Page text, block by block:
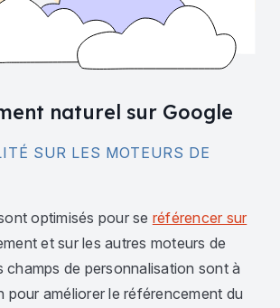
naturel sur Google
SUR LES MOTEURS DE
optimisés pour se référencer sur
et sur les autres moteurs de
champs de personnalisation sont à
pour améliorer le référencement du